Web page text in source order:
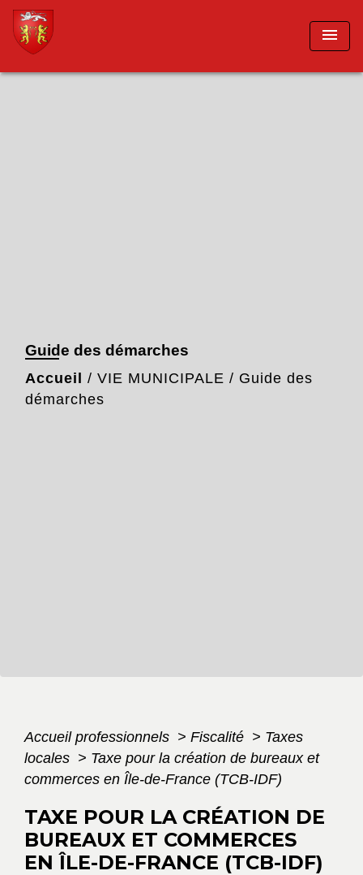
menu
Guide des démarches
Accueil / VIE MUNICIPALE / Guide des
démarches
Accueil professionnels > Fiscalité > Taxes
locales > Taxe pour la création de bureaux et
commerces en Île-de-France (TCB-IDF)
TAXE POUR LA CRÉATION DE
BUREAUX ET COMMERCES
EN ÎLE-DE-FRANCE (TCB-IDF)